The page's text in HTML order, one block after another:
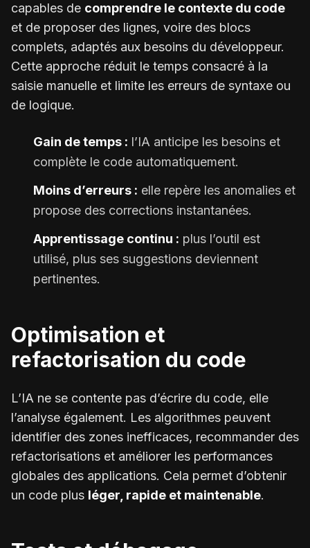
capables de comprendre le contexte du code
et de proposer des lignes, voire des blocs
complets, adaptés aux besoins du développeur.
Cette approche réduit le temps consacré à la
saisie manuelle et limite les erreurs de syntaxe ou
de logique.
Gain de temps : l’IA anticipe les besoins et
complète le code automatiquement.
Moins d’erreurs : elle repère les anomalies et
propose des corrections instantanées.
Apprentissage continu : plus l’outil est
utilisé, plus ses suggestions deviennent
pertinentes.
Optimisation et
refactorisation du code
L’IA ne se contente pas d’écrire du code, elle
l’analyse également. Les algorithmes peuvent
identifier des zones inefficaces, recommander des
refactorisations et améliorer les performances
globales des applications. Cela permet d’obtenir
un code plus léger, rapide et maintenable.